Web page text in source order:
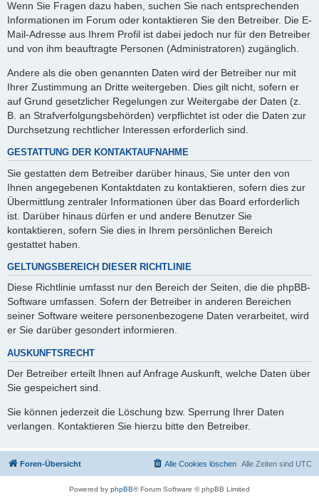
Wenn Sie Fragen dazu haben, suchen Sie nach entsprechenden
Informationen im Forum oder kontaktieren Sie den Betreiber. Die E-
Mail-Adresse aus Ihrem Profil ist dabei jedoch nur für den Betreiber
und von ihm beauftragte Personen (Administratoren) zugänglich.
Andere als die oben genannten Daten wird der Betreiber nur mit
Ihrer Zustimmung an Dritte weitergeben. Dies gilt nicht, sofern er
auf Grund gesetzlicher Regelungen zur Weitergabe der Daten (z.
B. an Strafverfolgungsbehörden) verpflichtet ist oder die Daten zur
Durchsetzung rechtlicher Interessen erforderlich sind.
GESTATTUNG DER KONTAKTAUFNAHME
Sie gestatten dem Betreiber darüber hinaus, Sie unter den von
Ihnen angegebenen Kontaktdaten zu kontaktieren, sofern dies zur
Übermittlung zentraler Informationen über das Board erforderlich
ist. Darüber hinaus dürfen er und andere Benutzer Sie
kontaktieren, sofern Sie dies in Ihrem persönlichen Bereich
gestattet haben.
GELTUNGSBEREICH DIESER RICHTLINIE
Diese Richtlinie umfasst nur den Bereich der Seiten, die die phpBB-
Software umfassen. Sofern der Betreiber in anderen Bereichen
seiner Software weitere personenbezogene Daten verarbeitet, wird
er Sie darüber gesondert informieren.
AUSKUNFTSRECHT
Der Betreiber erteilt Ihnen auf Anfrage Auskunft, welche Daten über
Sie gespeichert sind.
Sie können jederzeit die Löschung bzw. Sperrung Ihrer Daten
verlangen. Kontaktieren Sie hierzu bitte den Betreiber.
Foren-Übersicht Alle Zeiten sind UTC
Alle Cookies löschen
Powered by phpBB® Forum Software © phpBB Limited